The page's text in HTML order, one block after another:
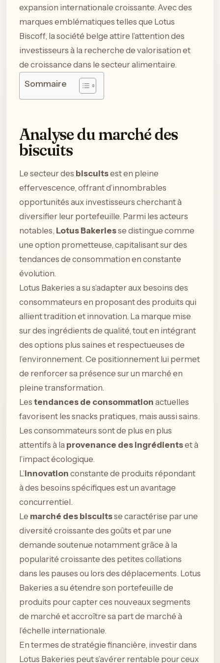
expansion internationale croissante. Avec des
marques emblématiques telles que Lotus
Biscoff, la société belge attire l’attention des
investisseurs à la recherche de valorisation et
de croissance dans le secteur alimentaire.
Sommaire
Analyse du marché des
biscuits
Le secteur des biscuitsest en pleine
effervescence, offrant d’innombrables
opportunités aux investisseurs cherchant à
diversifier leur portefeuille. Parmi les acteurs
notables, Lotus Bakeriesse distingue comme
une option prometteuse, capitalisant sur des
tendances de consommation en constante
évolution.
Lotus Bakeries a su s’adapter aux besoins des
consommateurs en proposant des produits qui
allient tradition et innovation. La marque mise
sur des ingrédients de qualité, tout en intégrant
des options plus saines et respectueuses de
l’environnement. Ce positionnement lui permet
de renforcer sa présence sur un marché en
pleine transformation.
Les tendances de consommation actuelles
favorisent les snacks pratiques, mais aussi sains.
Les consommateurs sont de plus en plus
attentifs à la provenance des ingrédientset à
l’impact écologique.
L’innovation constante de produits répondant
à des besoins spécifiques est un avantage
concurrentiel.
Le marché des biscuitsse caractérise par une
diversité croissante des goûts et par une
demande soutenue notamment grâce à la
popularité croissante des petites collations
dans les pauses ou lors des déplacements. Lotus
Bakeries a su étendre son portefeuille de
produits pour capter ces nouveaux segments
de marché et accroître sa part de marché à
l’échelle internationale.
En termes de stratégie financière, investir dans
Lotus Bakeries peut s’avérer rentable pour ceux